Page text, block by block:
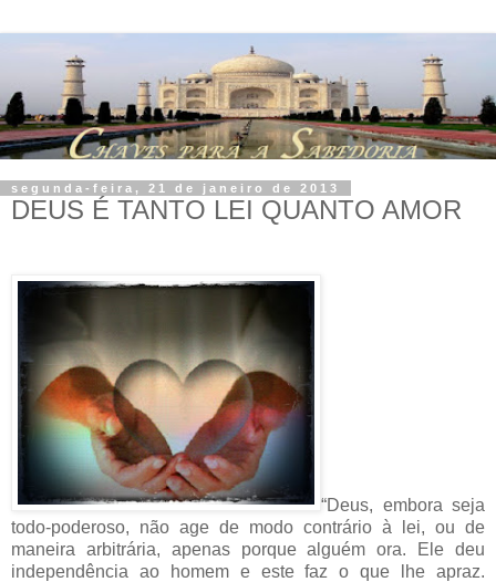
segunda-feira, 21 de janeiro de 2013
DEUS É TANTO LEI QUANTO AMOR
“Deus, embora seja
todo-poderoso, não age de modo contrário à lei, ou de
maneira arbitrária, apenas porque alguém ora. Ele deu
independência ao homem e este faz o que lhe apraz.